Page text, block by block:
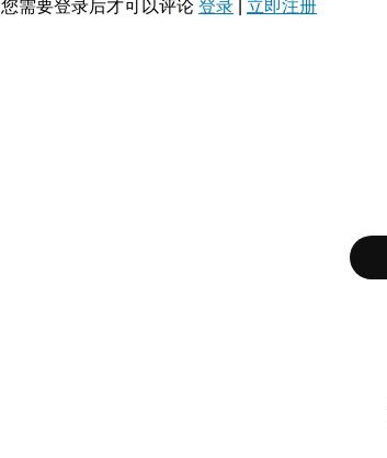
您需要登录后才可以评论 登录 立即注册